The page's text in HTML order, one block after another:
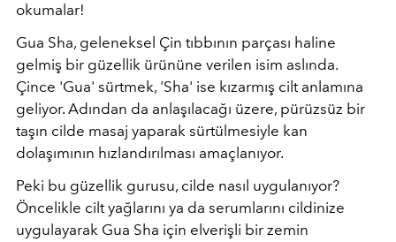
okumalar!
Gua Sha, geleneksel Çin tıbbının parçası haline
gelmiş bir güzellik ürününe verilen isim aslında.
Çince 'Gua' sürtmek, 'Sha' ise kızarmış cilt anlamına
geliyor. Adından da anlaşılacağı üzere, pürüzsüz bir
taşın cilde masaj yaparak sürtülmesiyle kan
dolaşımının hızlandırılması amaçlanıyor.
Peki bu güzellik gurusu, cilde nasıl uygulanıyor?
Öncelikle cilt yağlarını ya da serumlarını cildinize
uygulayarak Gua Sha için elverişli bir zemin